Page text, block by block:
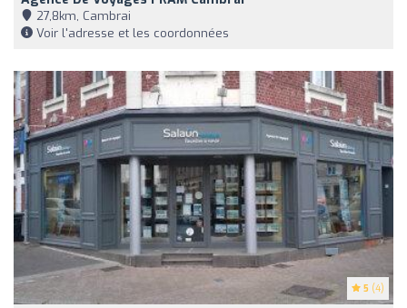
27,8km, Cambrai
Voir l'adresse et les coordonnées
5 (4)